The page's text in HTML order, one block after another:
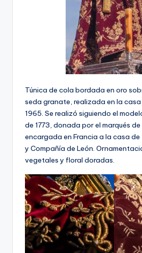
Túnica de cola bordada en oro
seda granate, realizada en la
1965. Se realizó siguiendo el
de 1773, donada por el marqués
encargada en Francia a la casa de
y Compañía de León.
vegetales y floral doradas.